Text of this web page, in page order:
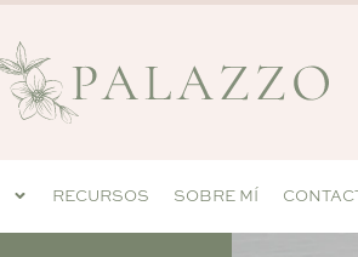
RECURSOS SOBRE MÍ